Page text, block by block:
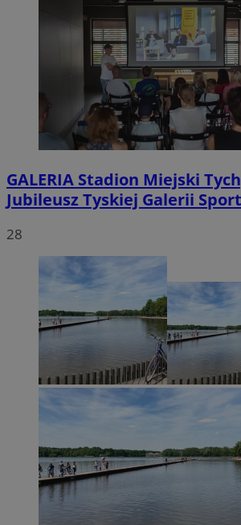
GALERIA Stadion Miejski
Jubileusz Tyskiej Galerii
28